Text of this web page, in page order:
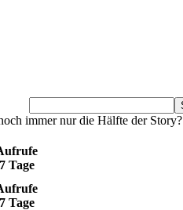
immer nur die Hälfte der Story?
7 Tage
7 Tage